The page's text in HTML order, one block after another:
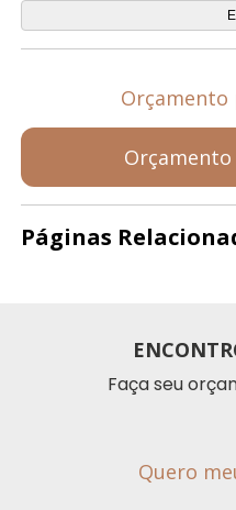
Orçamento
Páginas
Faça seu
Quero